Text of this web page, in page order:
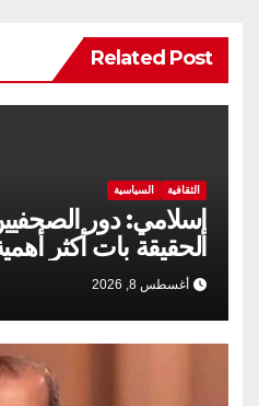
Related Post
الثقافية السياسية
إسلامي: دور
الحقيقة بات أكثر
مضى
أغسطس 8, 2026